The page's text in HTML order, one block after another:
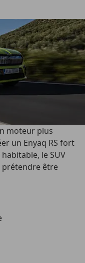
moteur plus
un Enyaq RS fort
le SUV
prétendre être